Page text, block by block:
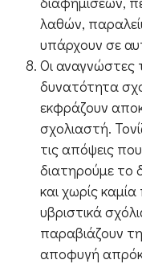
λαθών,
υπάρχουν σε
Οι αναγνώστες
δυνατότητα
εκφράζουν
σχολιαστή.
τις απόψεις
διατηρούμε το
και χωρίς
υβριστικά
παραβιάζουν
αποφυγή